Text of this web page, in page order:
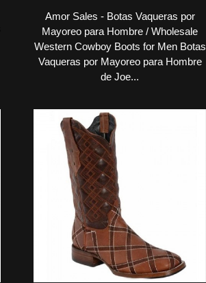
Amor Sales - Botas Vaqueras por
Mayoreo para Hombre / Wholesale
Western Cowboy Boots for Men Botas
Vaqueras por Mayoreo para Hombre
de Joe...